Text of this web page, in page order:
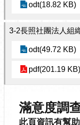
odt(18.82 KB)
3-2長照社團法人組
odt(49.72 KB)
pdf(201.19 KB)
滿意度調
此頁資訊有幫